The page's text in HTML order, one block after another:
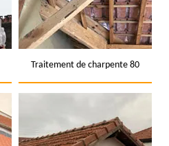
Traitement de charpente 80